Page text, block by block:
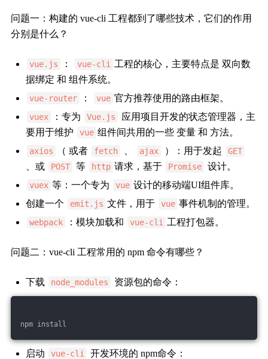
问题一：构建的 vue-cli 工程都到了哪些技术，它们的作用
分别是什么？
vue.js ： vue-cli
工程的核心，主要特点是 双向数
据绑定 和 组件系统。
vue-router ： vue 官方推荐使用的路由框架。
vuex ：专为 Vue.js
应用项目开发的状态管理器，主
要用于维护
vue 组件间共用的一些 变量 和 方法。
axios （ 或者 fetch ajax ）：用于发起 GET
、或 POST 等 http 请求，基于 Promise 设计。
vuex 等：一个专为 vue 设计的移动端UI组件库。
创建一个
emit.js 文件，用于 vue 事件机制的管理。
webpack ：模块加载和 vue-cli 工程打包器。
问题二：vue-cli 工程常用的 npm 命令有哪些？
下载 node_modules 资源包的命令：
npm install
启动 vue-cli 开发环境的 npm命令：